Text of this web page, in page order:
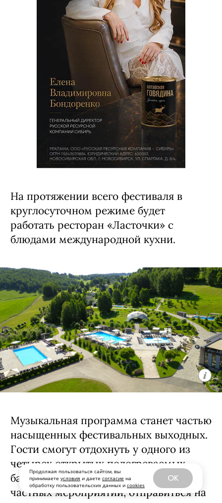
Продолжая пользоваться сайтом, вы
принимаете условия и даете согласие на
обработку пользовательских данных и cookies
OK
На протяжении всего фестиваля в